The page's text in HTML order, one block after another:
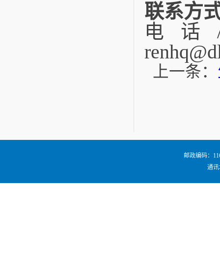
联系方
电话/
上一条：
邮政编码：
通